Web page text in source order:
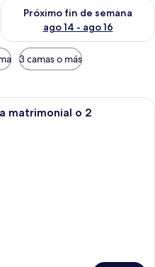
fin de semana ago 7 -
Próximo fin de semana
ago 14 - ago 16
Consulta la disponibilidad
3 camas o más
Habitación de hotel con dos camas,
matrimonial o 2